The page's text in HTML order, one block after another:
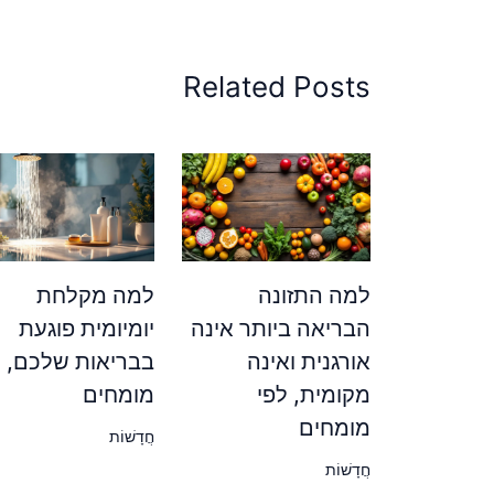
Related Posts
למה התזונה
הבריאה ביותר אינה
אורגנית ואינה
מקומית, לפי
מומחים
חֲדָשׁוֹת
למה מקלחת
יומיומית פוגעת
בבריאות שלכם,
מומחים
חֲדָשׁוֹת